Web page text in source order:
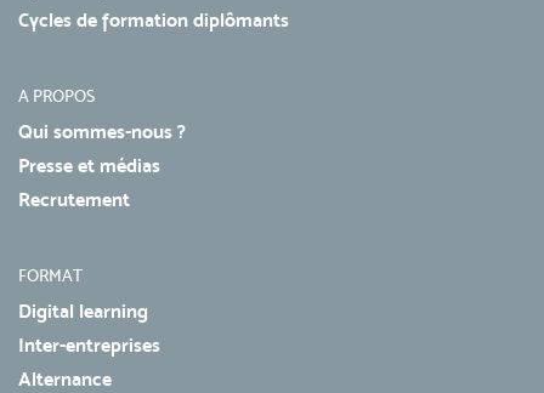
Cycles de formation diplômants
A PROPOS
Qui sommes-nous ?
Presse et médias
Recrutement
FORMAT
Digital learning
Inter-entreprises
Alternance